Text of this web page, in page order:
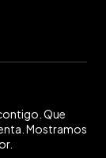
Que
Mostramos